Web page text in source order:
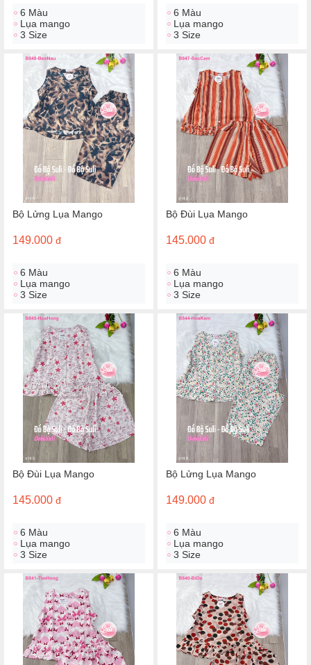
6 Màu
Lụa mango
3 Size
6 Màu
Lụa mango
3 Size
Bộ Lửng Lụa Mango
149.000 đ
6 Màu
Lụa mango
3 Size
Bộ Đùi Lụa Mango
145.000 đ
6 Màu
Lụa mango
3 Size
Bộ Đùi Lụa Mango
145.000 đ
6 Màu
Lụa mango
3 Size
Bộ Lửng Lụa Mango
149.000 đ
6 Màu
Lụa mango
3 Size